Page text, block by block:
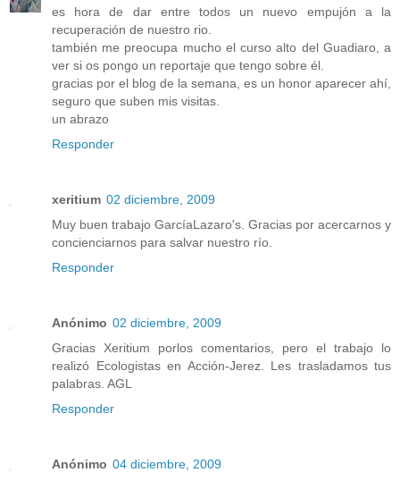
es hora de dar entre todos un nuevo empujón a la
recuperación de nuestro rio.
también me preocupa mucho el curso alto del Guadiaro, a
ver si os pongo un reportaje que tengo sobre él.
gracias por el blog de la semana, es un honor aparecer ahí,
seguro que suben mis visitas.
un abrazo
Responder
xeritium 02 diciembre, 2009
Muy buen trabajo GarcíaLazaro's. Gracias por acercarnos y
concienciarnos para salvar nuestro río.
Responder
Anónimo 02 diciembre, 2009
Gracias Xeritium porlos comentarios, pero el trabajo lo
realizó Ecologistas en Acción-Jerez. Les trasladamos tus
palabras. AGL
Responder
Anónimo 04 diciembre, 2009